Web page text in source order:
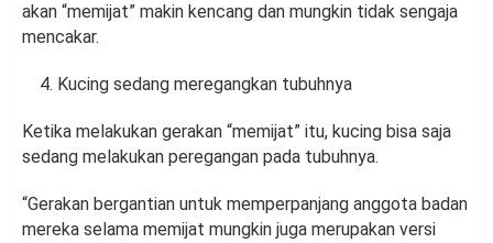
akan “memijat” makin kencang dan mungkin tidak sengaja
mencakar.
Kucing sedang meregangkan tubuhnya
Ketika melakukan gerakan “memijat” itu, kucing bisa saja
sedang melakukan peregangan pada tubuhnya.
“Gerakan bergantian untuk memperpanjang anggota badan
mereka selama memijat mungkin juga merupakan versi